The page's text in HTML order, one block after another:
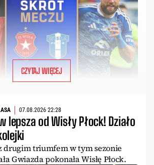
CZYTAJ WIĘCEJ
07.08.2026 22:28
lepsza od Wisły Płock! Działo
drugim triumfem w tym sezonie
Gwiazda pokonała Wisłę Płock.